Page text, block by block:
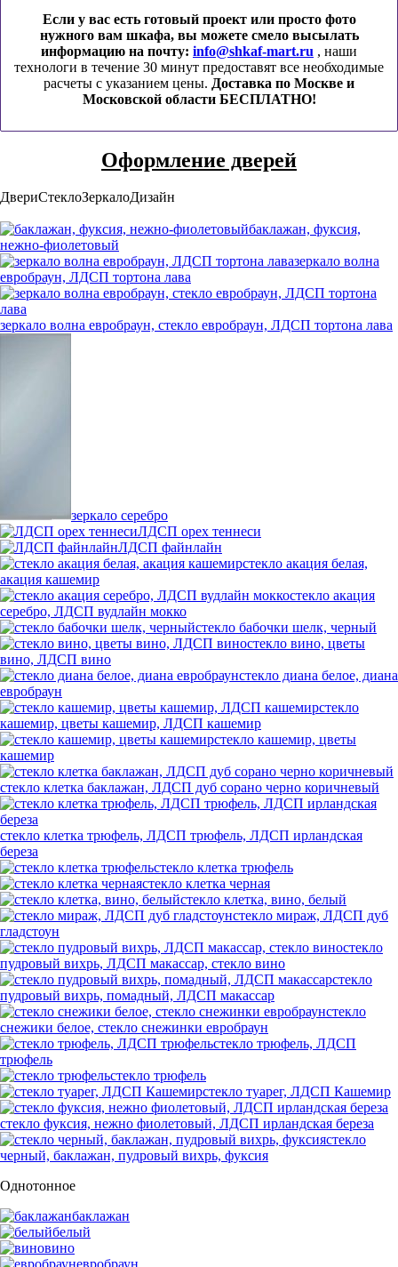
Если у вас есть готовый проект или просто фото
нужного вам шкафа, вы можете смело высылать
информацию на почту: info@shkaf-mart.ru , наши
технологи в течение 30 минут предоставят все необходимые
расчеты с указанием цены. Доставка по Москве и
Московской области БЕСПЛАТНО!
Оформление дверей
ДвериСтеклоЗеркалоДизайн
баклажан, фуксия,
нежно-фиолетовый
зеркало волна
евробраун, ЛДСП тортона лава
зеркало волна евробраун, стекло евробраун, ЛДСП тортона лава
зеркало серебро
ЛДСП орех теннеси
ЛДСП файнлайн
стекло акация белая,
акация кашемир
стекло акация
серебро, ЛДСП вудлайн мокко
стекло бабочки шелк, черный
стекло вино, цветы
вино, ЛДСП вино
стекло диана белое, диана
евробраун
стекло
кашемир, цветы кашемир, ЛДСП кашемир
стекло кашемир, цветы
кашемир
стекло клетка баклажан, ЛДСП дуб сорано черно коричневый
стекло клетка трюфель, ЛДСП трюфель, ЛДСП ирландская
береза
стекло клетка трюфель
стекло клетка черная
стекло клетка, вино, белый
стекло мираж, ЛДСП дуб
гладстоун
стекло
пудровый вихрь, ЛДСП макассар, стекло вино
стекло
пудровый вихрь, помадный, ЛДСП макассар
стекло
снежики белое, стекло снежинки евробраун
стекло трюфель, ЛДСП
трюфель
стекло трюфель
стекло туарег, ЛДСП Кашемир
стекло фуксия, нежно фиолетовый, ЛДСП ирландская береза
стекло
черный, баклажан, пудровый вихрь, фуксия
Однотонное
баклажан
белый
вино
евробраун